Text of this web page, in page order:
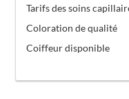
Tarifs des soins
Coloration de qualité
Coiffeur disponible